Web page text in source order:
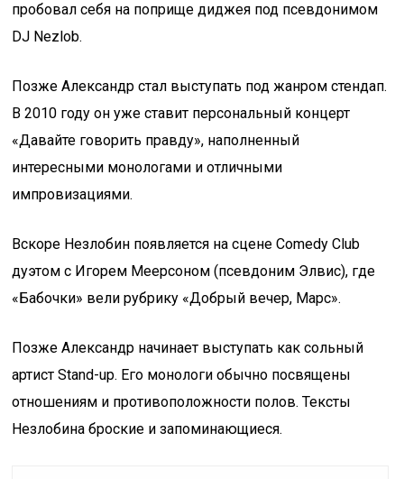
пробовал себя на поприще диджея под псевдонимом
DJ Nezlob.
Позже Александр стал выступать под жанром стендап.
В 2010 году он уже ставит персональный концерт
«Давайте говорить правду», наполненный
интересными монологами и отличными
импровизациями.
Вскоре Незлобин появляется на сцене Comedy Club
дуэтом с Игорем Меерсоном (псевдоним Элвис), где
«Бабочки» вели рубрику «Добрый вечер, Марс».
Позже Александр начинает выступать как сольный
артист Stand-up. Его монологи обычно посвящены
отношениям и противоположности полов. Тексты
Незлобина броские и запоминающиеся.